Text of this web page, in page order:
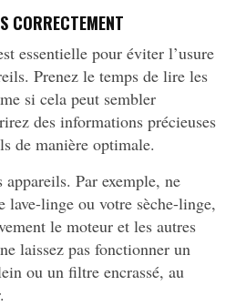
CORRECTEMENT
essentielle pour éviter l’usure
Prenez le temps de lire les
si cela peut sembler
des informations précieuses
de manière optimale.
Par exemple, ne
lave-linge ou votre sèche-linge,
le moteur et les autres
laissez pas fonctionner un
ou un filtre encrassé, au